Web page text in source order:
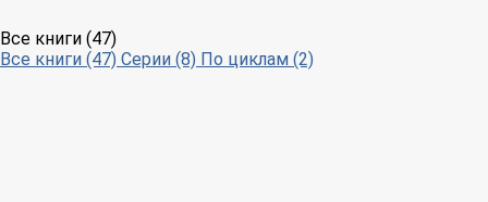
Все книги (47)
Все книги (47) Серии (8) По циклам (2)